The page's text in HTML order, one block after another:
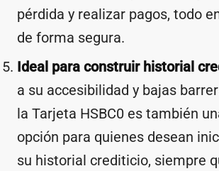
pérdida y realizar pagos, todo
de forma segura.
Ideal para construir historial
a su accesibilidad y bajas
la Tarjeta HSBC0 es también
opción para quienes desean
su historial crediticio, siempre